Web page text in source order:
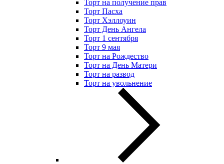
Торт на получение прав
Торт Пасха
Торт Хэллоуин
Торт День Ангела
Торт 1 сентября
Торт 9 мая
Торт на Рождество
Торт на День Матери
Торт на развод
Торт на увольнение